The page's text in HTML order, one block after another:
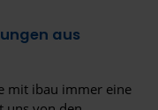
aus
mit ibau immer eine